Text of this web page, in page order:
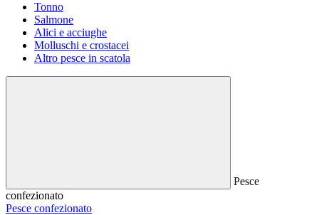
Tonno
Salmone
Alici e acciughe
Molluschi e crostacei
Altro pesce in scatola
Pesce
confezionato
Pesce confezionato